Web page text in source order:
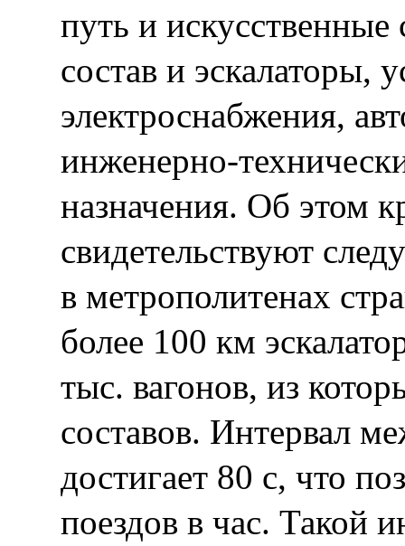
путь и
состав и эскалаторы,
электроснабжения,
инженерно-
назначения. Об этом
свидетельствуют
в метрополитенах
более 100 км
тыс. вагонов, из
составов. Интервал
достигает 80 с, что
поездов в час. Такой